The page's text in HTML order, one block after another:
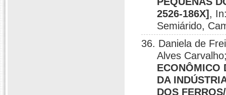
2526-186X] ,
Semiárido,
36. Daniela de
Alves
ECONÔMICO
DA
DOS